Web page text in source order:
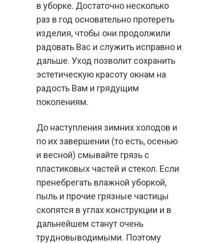
в уборке. Достаточно несколько
раз в год основательно протереть
изделия, чтобы они продолжили
радовать Вас и служить исправно и
дальше. Уход позволит сохранить
эстетическую красоту окнам на
радость Вам и грядущим
поколениям.
До наступления зимних холодов и
по их завершении (то есть, осенью
и весной) смывайте грязь с
пластиковых частей и стекол. Если
пренебрегать влажной уборкой,
пыль и прочие грязные частицы
скопятся в углах конструкции и в
дальнейшем станут очень
трудновыводимыми. Поэтому